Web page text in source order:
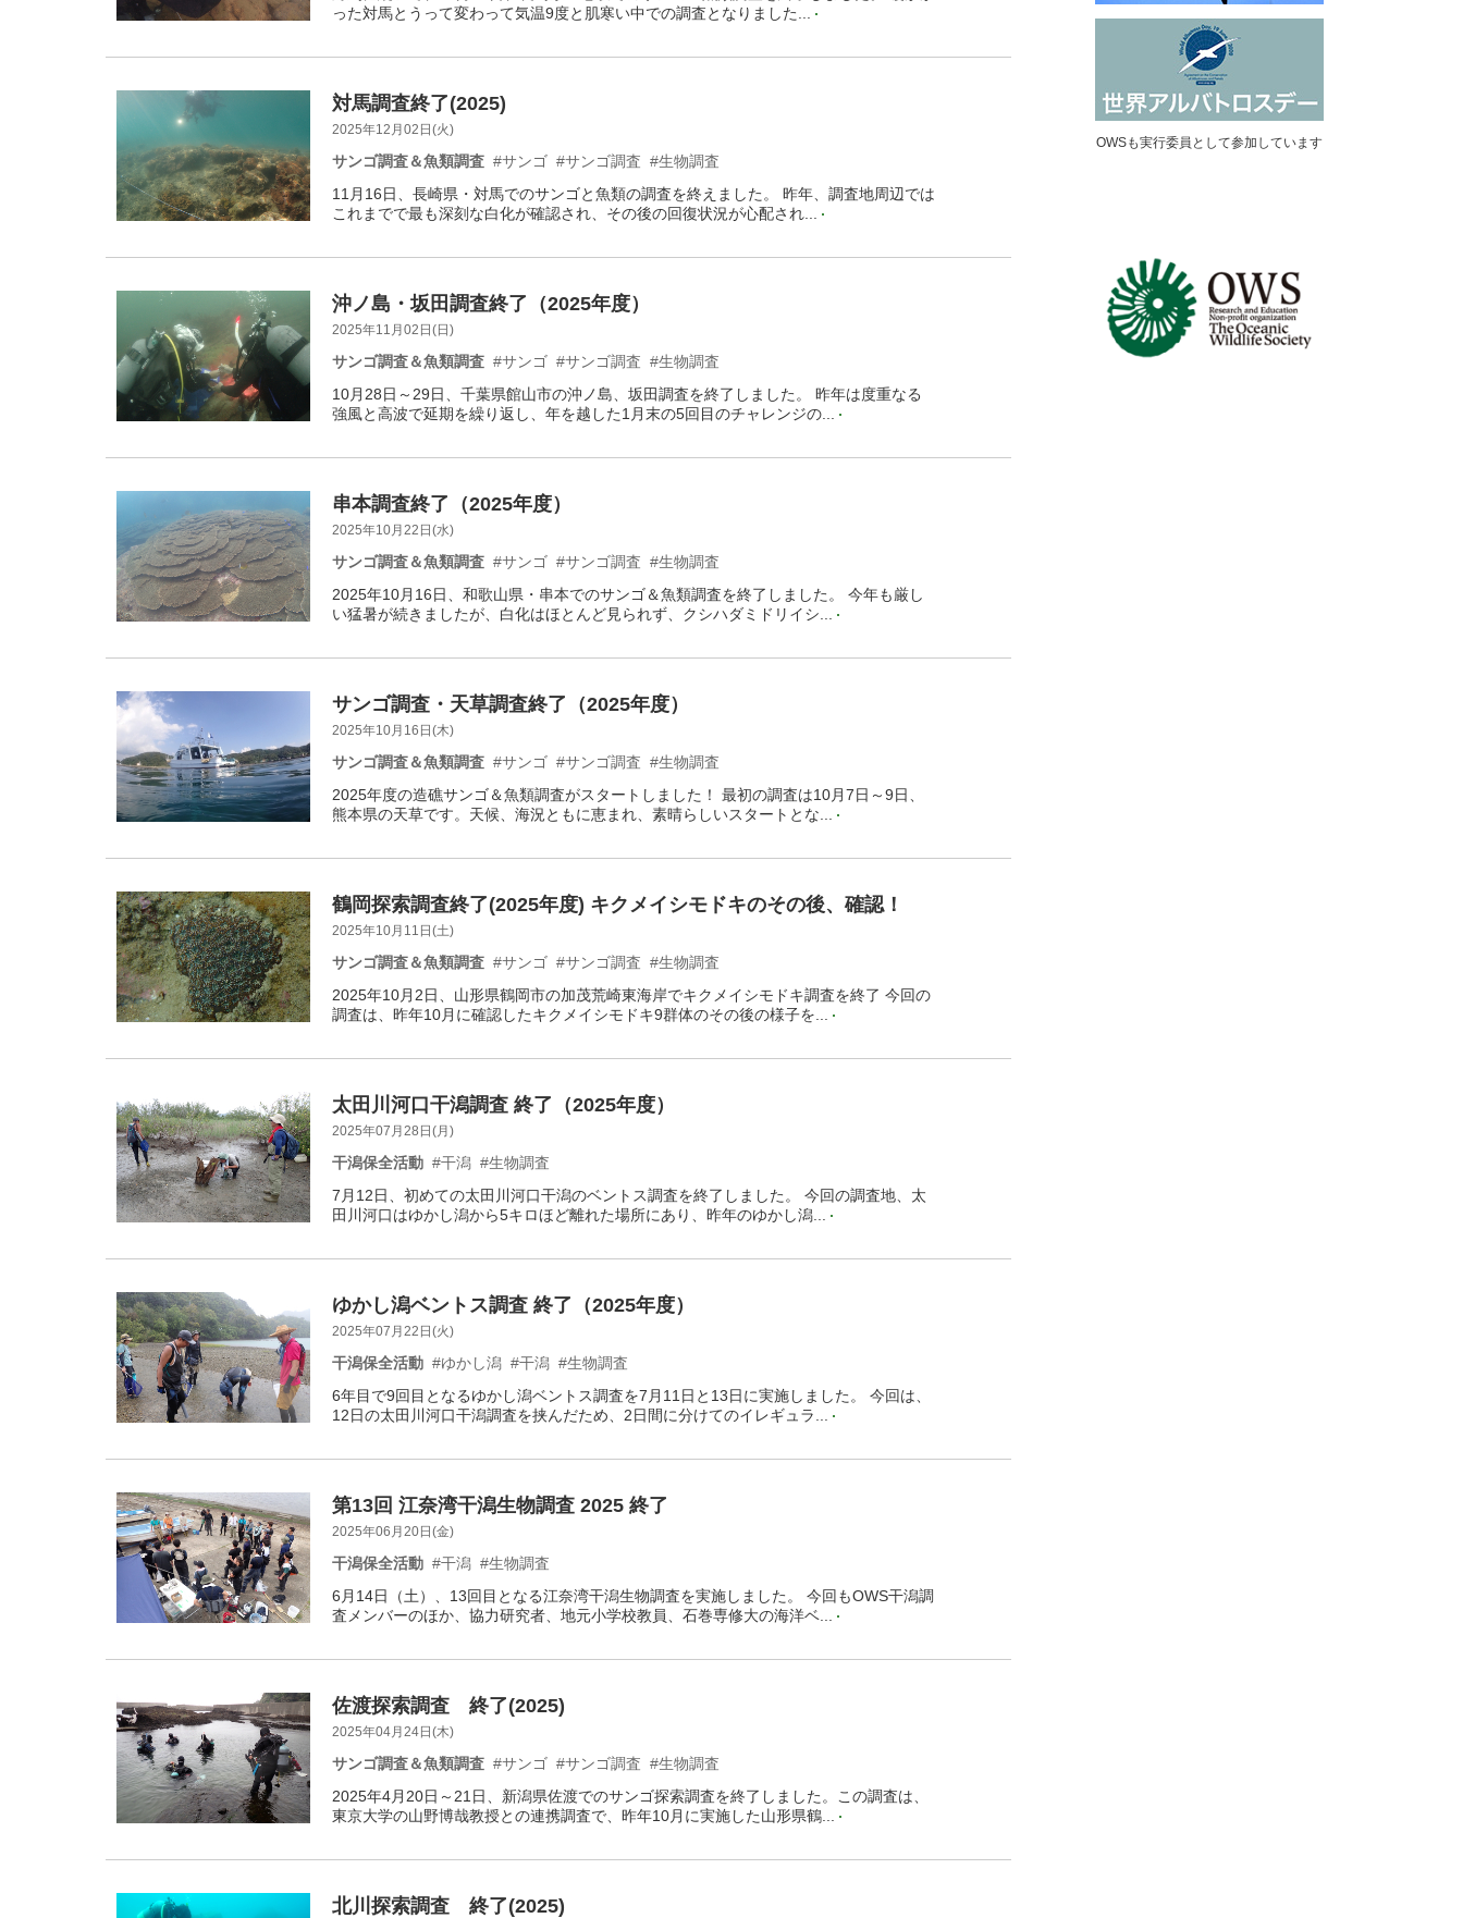
った対馬とうって変わって気温9度と肌寒い中での調査となりました...
対馬調査終了(2025)
2025年12月02日(火)
サンゴ調査＆魚類調査 #サンゴ #サンゴ調査 #生物調査
11月16日、長崎県・対馬でのサンゴと魚類の調査を終えました。 昨年、調査地周辺では
これまでで最も深刻な白化が確認され、その後の回復状況が心配され...
沖ノ島・坂田調査終了（2025年度）
2025年11月02日(日)
サンゴ調査＆魚類調査 #サンゴ #サンゴ調査 #生物調査
10月28日～29日、千葉県館山市の沖ノ島、坂田調査を終了しました。 昨年は度重なる
強風と高波で延期を繰り返し、年を越した1月末の5回目のチャレンジの...
串本調査終了（2025年度）
2025年10月22日(水)
サンゴ調査＆魚類調査 #サンゴ #サンゴ調査 #生物調査
2025年10月16日、和歌山県・串本でのサンゴ＆魚類調査を終了しました。 今年も厳し
い猛暑が続きましたが、白化はほとんど見られず、クシハダミドリイシ...
サンゴ調査・天草調査終了（2025年度）
2025年10月16日(木)
サンゴ調査＆魚類調査 #サンゴ #サンゴ調査 #生物調査
2025年度の造礁サンゴ＆魚類調査がスタートしました！ 最初の調査は10月7日～9日、
熊本県の天草です。天候、海況ともに恵まれ、素晴らしいスタートとな...
鶴岡探索調査終了(2025年度) キクメイシモドキのその後、確認！
2025年10月11日(土)
サンゴ調査＆魚類調査 #サンゴ #サンゴ調査 #生物調査
2025年10月2日、山形県鶴岡市の加茂荒崎東海岸でキクメイシモドキ調査を終了 今回の
調査は、昨年10月に確認したキクメイシモドキ9群体のその後の様子を...
太田川河口干潟調査 終了（2025年度）
2025年07月28日(月)
干潟保全活動 #干潟 #生物調査
7月12日、初めての太田川河口干潟のベントス調査を終了しました。 今回の調査地、太
田川河口はゆかし潟から5キロほど離れた場所にあり、昨年のゆかし潟...
ゆかし潟ベントス調査 終了（2025年度）
2025年07月22日(火)
干潟保全活動 #ゆかし潟 #干潟 #生物調査
6年目で9回目となるゆかし潟ベントス調査を7月11日と13日に実施しました。 今回は、
12日の太田川河口干潟調査を挟んだため、2日間に分けてのイレギュラ...
第13回 江奈湾干潟生物調査 2025 終了
2025年06月20日(金)
干潟保全活動 #干潟 #生物調査
6月14日（土）、13回目となる江奈湾干潟生物調査を実施しました。 今回もOWS干潟調
査メンバーのほか、協力研究者、地元小学校教員、石巻専修大の海洋ベ...
佐渡探索調査 終了(2025)
2025年04月24日(木)
サンゴ調査＆魚類調査 #サンゴ #サンゴ調査 #生物調査
2025年4月20日～21日、新潟県佐渡でのサンゴ探索調査を終了しました。この調査は、
東京大学の山野博哉教授との連携調査で、昨年10月に実施した山形県鶴...
北川探索調査 終了(2025)
OWSも実行委員として参加しています